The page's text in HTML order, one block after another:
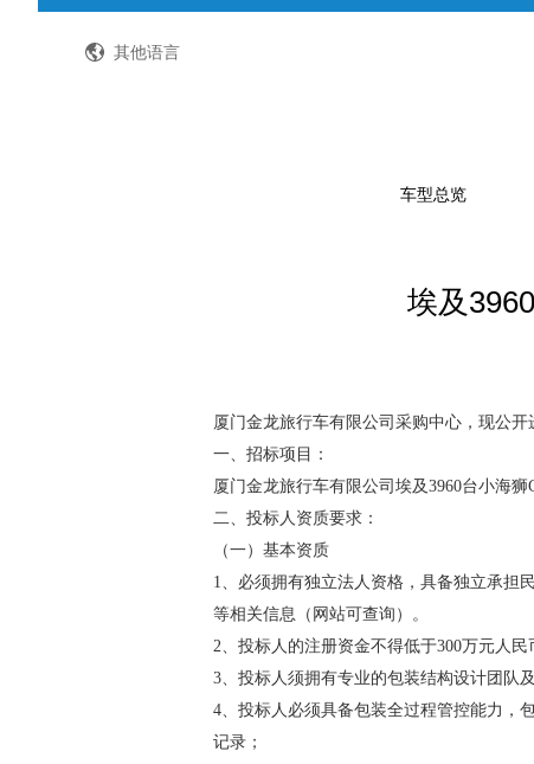
其他语言
车型总览
公路客车
校车
埃及
厦门金龙旅行车有限公司采购中心，现公
一、招标项目：
厦门金龙旅行车有限公司埃及3960台小海狮
二、投标人资质要求：
（一）基本资质
1、必须拥有独立法人资格，具备独立承担
等相关信息（网站可查询）。
2、投标人的注册资金不得低于300万元人
3、投标人须拥有专业的包装结构设计团队
4、投标人必须具备包装全过程管控能力，
记录；